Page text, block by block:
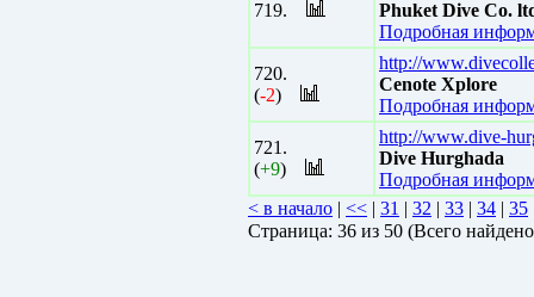
719.
Phuket Dive Co.
Подробная
720.
(-2)
http://
Cenote Xplore
Подробная
721.
(+9)
http://www.dive-
Dive Hurghada
Подробная
< в начало | << | 31 | 32 | 33 | 34 | 35
Страницa: 36 из 50 (Всего